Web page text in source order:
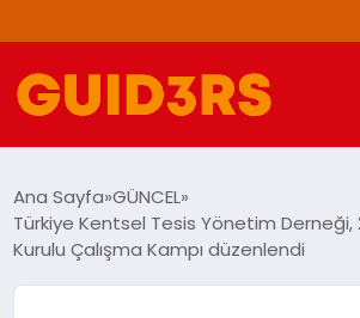
YAŞAM
Ana Sayfa GÜNCEL
Türkiye Kentsel Tesis Yönetim Derneği,
Kurulu Çalışma Kampı düzenlendi